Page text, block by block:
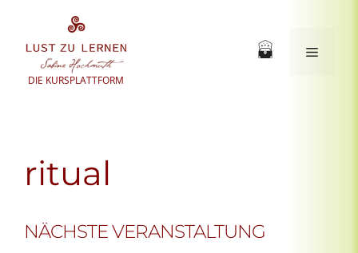
springen
DIE KURSPLATTFORM
Menü
ritual
NÄCHSTE VERANSTALTUNG